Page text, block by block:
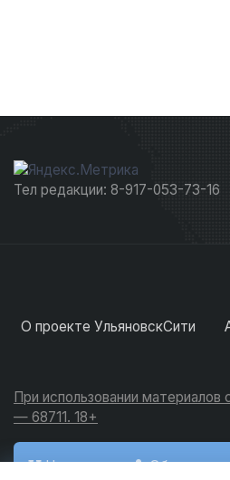
Тел редакции: 8-917-053-73-16
О проекте УльяновскСити
При использовании
— 68711. 18+
Новости